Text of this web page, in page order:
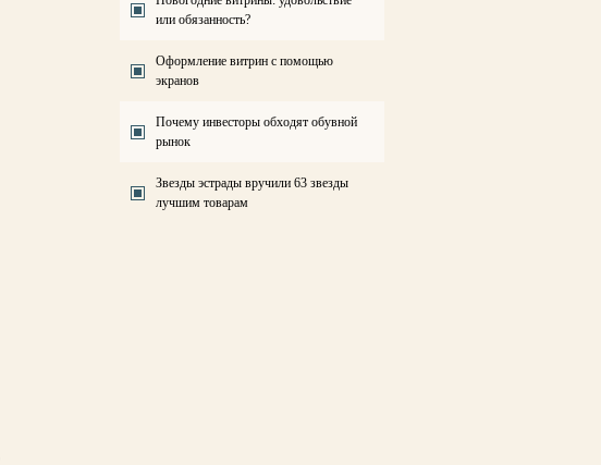
или обязанность?
Оформление витрин с помощью
экранов
Почему инвесторы обходят обувной
рынок
Звезды эстрады вручили 63 звезды
лучшим товарам